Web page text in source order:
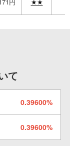
て
0.39600%
0.39600%